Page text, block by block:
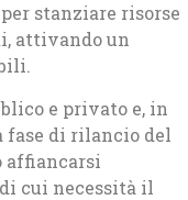
stanziare risorse
attivando un
e privato e, in
fase di rilancio del
affiancarsi
cui necessità il